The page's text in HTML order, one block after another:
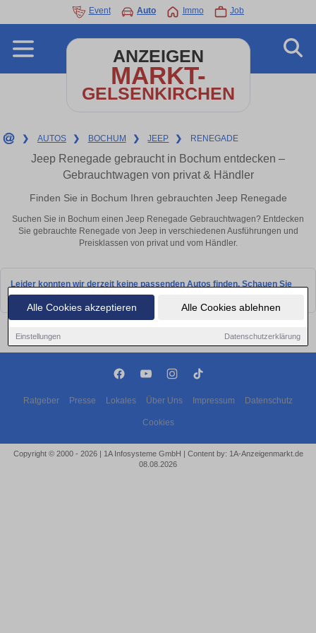
Alle Cookies akzeptieren Alle Cookies ablehnen
Einstellungen Datenschutzerklärung
Event Auto Immo Job
ANZEIGEN
MARKT-
GELSENKIRCHEN
❯ AUTOS ❯ BOCHUM ❯ JEEP ❯ RENEGADE
Jeep Renegade gebraucht in Bochum entdecken –
Gebrauchtwagen von privat & Händler
Finden Sie in Bochum Ihren gebrauchten Jeep Renegade
Suchen Sie in Bochum einen Jeep Renegade Gebrauchtwagen? Entdecken
Sie gebrauchte Renegade von Jeep in verschiedenen Ausführungen und
Preisklassen von privat und vom Händler.
Leider konnten wir derzeit keine passenden Autos finden. Schauen Sie
bald wieder vorbei!
Ratgeber Presse Lokales Über Uns Impressum Datenschutz
Cookies
Copyright © 2000 - 2026 | 1A Infosysteme GmbH | Content by: 1A-Anzeigenmarkt.de
08.08.2026